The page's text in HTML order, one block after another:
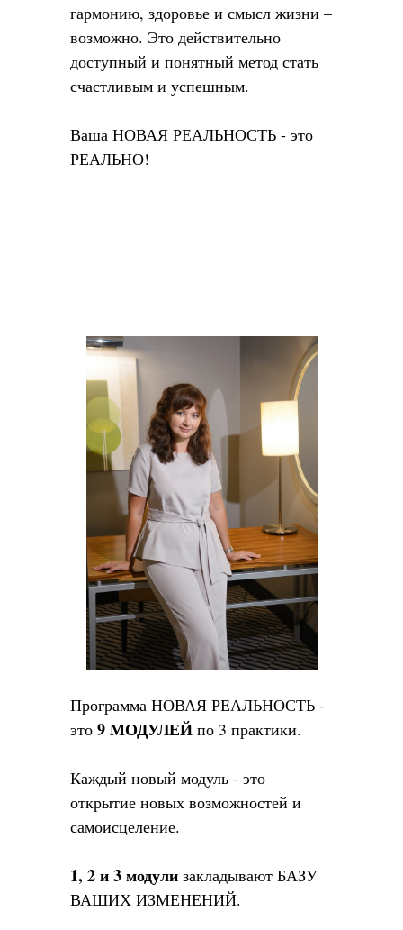
гармонию, здоровье и смысл жизни –
возможно. Это действительно
доступный и понятный метод стать
счастливым и успешным.
Ваша НОВАЯ РЕАЛЬНОСТЬ - это
РЕАЛЬНО!
Программа НОВАЯ РЕАЛЬНОСТЬ -
это 9 МОДУЛЕЙ по 3 практики.
Каждый новый модуль - это
открытие новых возможностей и
самоисцеление.
1, 2 и 3 модули закладывают БАЗУ
ВАШИХ ИЗМЕНЕНИЙ.